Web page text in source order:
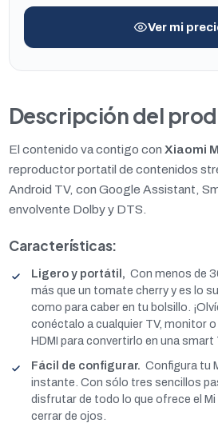
Ver mi
Descripción del
El contenido va contigo con Xiaomi
reproductor portatil de contenidos
Android TV, con Google Assistant,
envolvente Dolby y DTS.
Características:
Ligero y portátil, Con menos de
más que un tomate cherry y es lo
como para caber en tu bolsillo.
conéctalo a cualquier TV, monitor
HDMI para convertirlo en una smart
Fácil de configurar. Configura tu
instante. Con sólo tres sencillos
disfrutar de todo lo que ofrece el Mi
cerrar de ojos.